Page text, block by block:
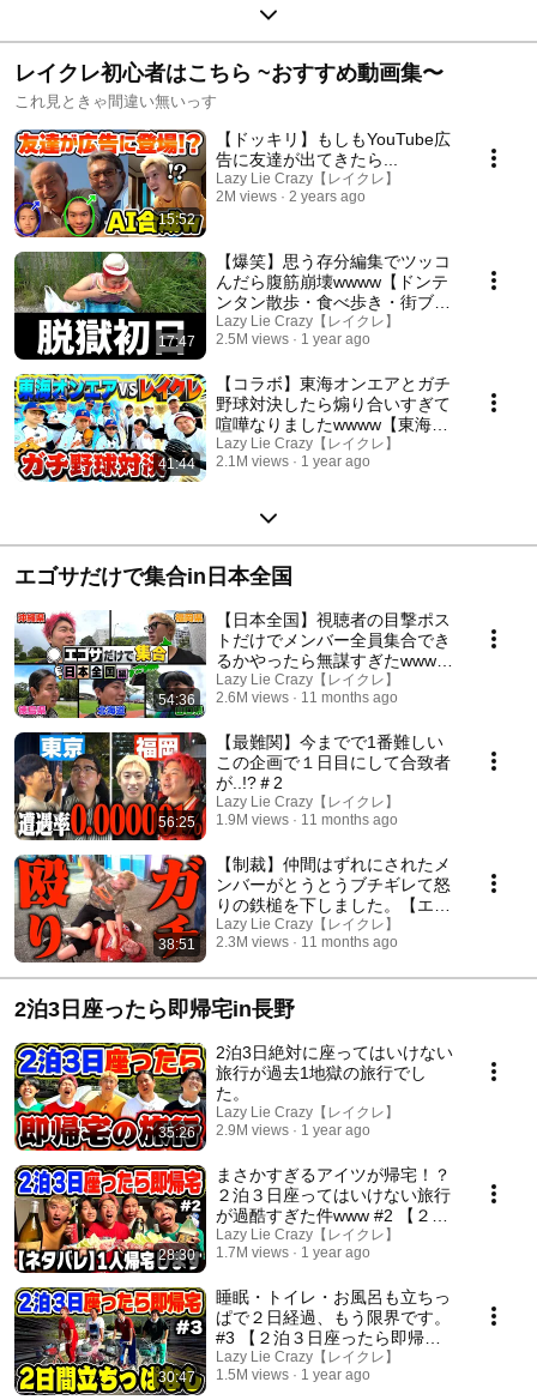
レイクレ初心者はこちら ~おすすめ動画集〜
これ見ときゃ間違い無いっす
15:52
【ドッキリ】もしもYouTube広
告に友達が出てきたら...
Lazy Lie Crazy【レイクレ】
2M views
2 years ago
17:47
【爆笑】思う存分編集でツッコ
んだら腹筋崩壊wwww【ドンテ
ンタン散歩・食べ歩き・街ブ
ラ・ツッコミ・グルメ・大食
い・ガチャ・1000円ガチャ・コ
Lazy Lie Crazy【レイクレ】
2.5M views
1 year ago
41:44
【コラボ】東海オンエアとガチ
野球対決したら煽り合いすぎて
喧嘩なりましたwwww【東海オ
ンエアコラボ】
Lazy Lie Crazy【レイクレ】
2.1M views
1 year ago
エゴサだけで集合in日本全国
54:36
【日本全国】視聴者の目撃ポス
トだけでメンバー全員集合でき
るかやったら無謀すぎたwww
#1
Lazy Lie Crazy【レイクレ】
2.6M views
11 months ago
56:25
【最難関】今までで1番難しい
この企画で１日目にして合致者
が..!?＃2
Lazy Lie Crazy【レイクレ】
1.9M views
11 months ago
38:51
【制裁】仲間はずれにされたメ
ンバーがとうとうブチギレて怒
りの鉄槌を下しました。【エゴ
サで集合】 #3
Lazy Lie Crazy【レイクレ】
2.3M views
11 months ago
2泊3日座ったら即帰宅in長野
35:26
2泊3日絶対に座ってはいけない
旅行が過去1地獄の旅行でし
た。
Lazy Lie Crazy【レイクレ】
2.9M views
1 year ago
28:30
まさかすぎるアイツが帰宅！？
２泊３日座ってはいけない旅行
が過酷すぎた件www #2 【２泊
３日座ったら即帰宅/チャリ旅/
お酒/泥酔/焼肉/大食い/温泉/温
獄/過酷】
Lazy Lie Crazy【レイクレ】
1.7M views
1 year ago
30:47
睡眠・トイレ・お風呂も立ちっ
ぱで２日経過、もう限界です。
#3 【２泊３日座ったら即帰宅/
チャリ旅/スポーツ/対決/テニス/
シャインマスカット/巨峰/フル
Lazy Lie Crazy【レイクレ】
1.5M views
1 year ago